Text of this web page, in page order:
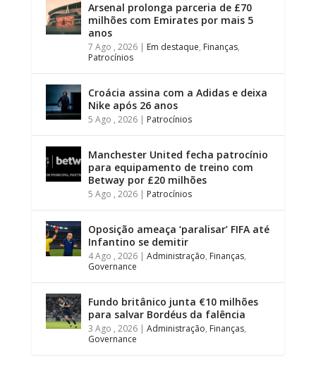
Arsenal prolonga parceria de £70
milhões com Emirates por mais 5
anos
7 Ago , 2026| Em destaque, Finanças,
Patrocínios
Croácia assina com a Adidas e deixa
Nike após 26 anos
5 Ago , 2026| Patrocínios
Manchester United fecha patrocínio
para equipamento de treino com
Betway por £20 milhões
5 Ago , 2026| Patrocínios
Oposição ameaça ‘paralisar’ FIFA até
Infantino se demitir
4 Ago , 2026| Administração, Finanças,
Governance
Fundo britânico junta €10 milhões
para salvar Bordéus da falência
3 Ago , 2026| Administração, Finanças,
Governance